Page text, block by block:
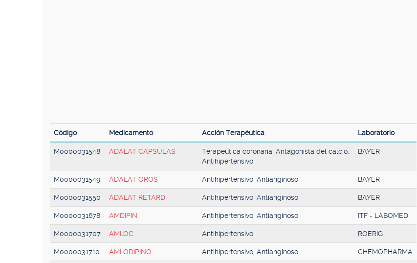
Código Medicamento Acción Terapéutica Laboratorio
M0000031548 ADALAT CAPSULAS
Terapéutica coronaria, Antagonista del calcio,
Antihipertensivo
BAYER
M0000031549 ADALAT OROS Antihipertensivo, Antianginoso BAYER
M0000031550 ADALAT RETARD Antihipertensivo, Antianginoso BAYER
M0000031678 AMDIPIN Antihipertensivo, Antianginoso ITF - LABOMED
M0000031707 AMLOC Antihipertensivo ROERIG
M0000031710 AMLODIPINO Antihipertensivo, Antianginoso CHEMOPHARMA